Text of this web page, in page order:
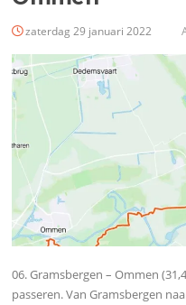
zaterdag 29 januari 2022
06. Gramsbergen – Ommen
passeren. Van Gramsbergen